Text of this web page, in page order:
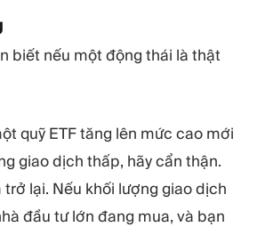
biết nếu một động thái là thật
quỹ ETF tăng lên mức cao mới
giao dịch thấp, hãy cẩn thận.
lại. Nếu khối lượng giao dịch
đầu tư lớn đang mua, và bạn